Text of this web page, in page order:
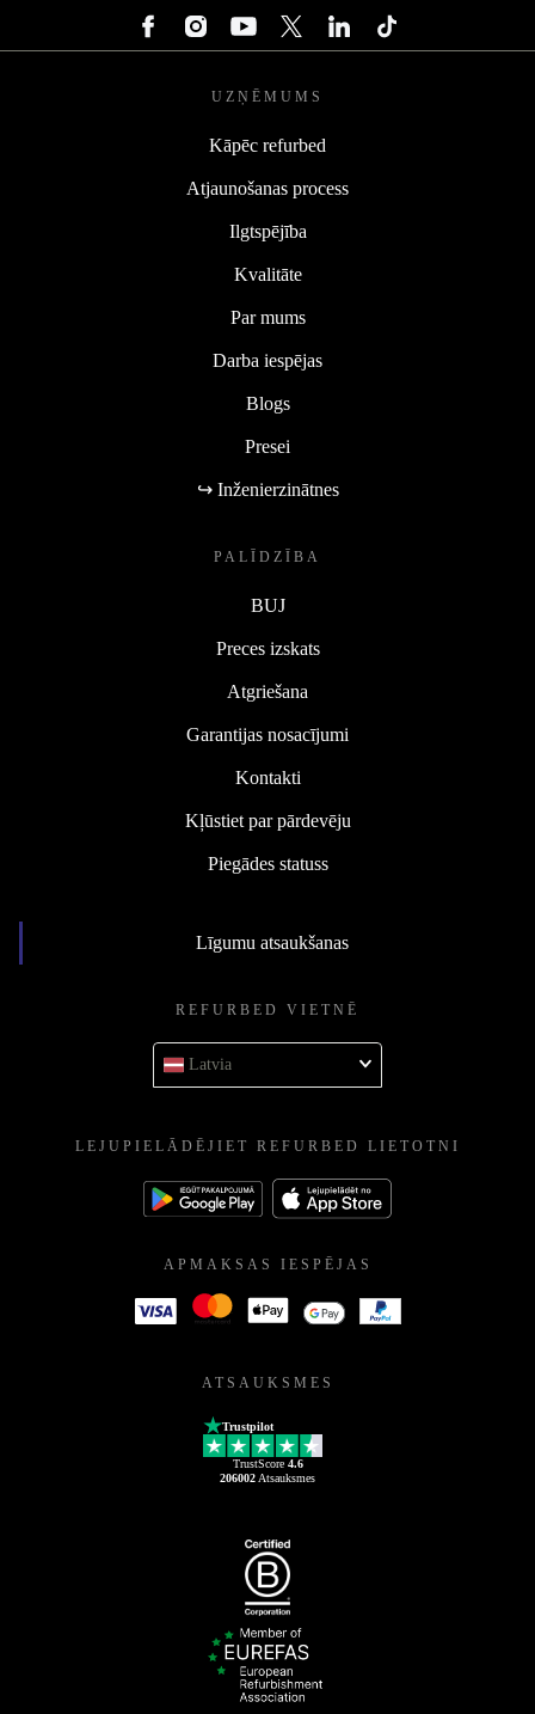
UZŅĒMUMS
Kāpēc refurbed
Atjaunošanas process
Ilgtspējība
Kvalitāte
Par mums
Darba iespējas
Blogs
Presei
↪ Inženierzinātnes
PALĪDZĪBA
BUJ
Preces izskats
Atgriešana
Garantijas nosacījumi
Kontakti
Kļūstiet par pārdevēju
Piegādes statuss
Līgumu atsaukšanas
REFURBED VIETNĒ
Latvia
LEJUPIELĀDĒJIET REFURBED LIETOTNI
APMAKSAS IESPĒJAS
ATSAUKSMES
Trustpilot
TrustScore 4.6
206002 Atsauksmes